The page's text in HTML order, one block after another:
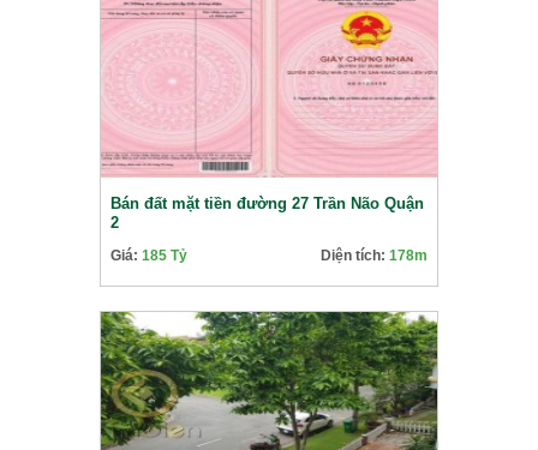
Bán đất mặt tiền đường 27 Trần Não Quận
2
Giá: 185 Tỷ Diện tích: 178m